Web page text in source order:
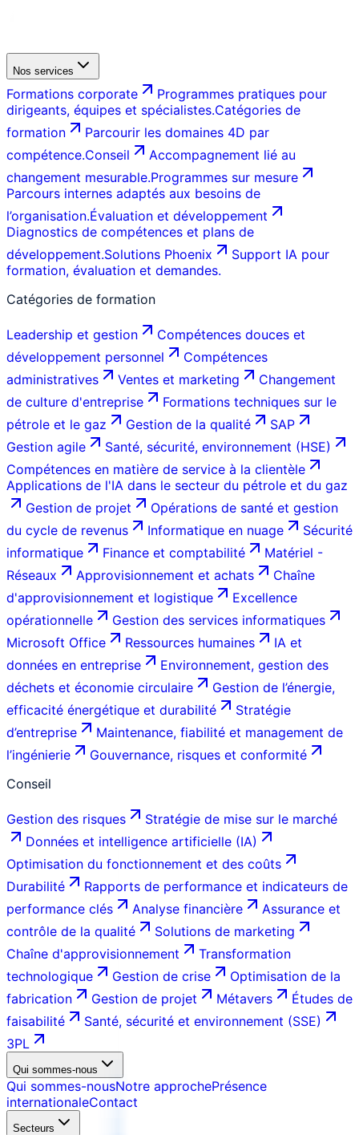
Nos services
Formations corporate
Programmes pratiques pour
dirigeants, équipes et spécialistes.Catégories de
formation
Parcourir les domaines 4D par
compétence.Conseil
Accompagnement lié au
changement mesurable.Programmes sur mesure
Parcours internes adaptés aux besoins de
l’organisation.Évaluation et développement
Diagnostics de compétences et plans de
développement.Solutions Phoenix
Support IA pour
formation, évaluation et demandes.
Catégories de formation
Leadership et gestion
Compétences douces et
développement personnel
Compétences
administratives
Ventes et marketing
Changement
de culture d'entreprise
Formations techniques sur le
pétrole et le gaz
Gestion de la qualité
SAP
Gestion agile
Santé, sécurité, environnement (HSE)
Compétences en matière de service à la clientèle
Applications de l'IA dans le secteur du pétrole et du gaz
Gestion de projet
Opérations de santé et gestion
du cycle de revenus
Informatique en nuage
Sécurité
informatique
Finance et comptabilité
Matériel -
Réseaux
Approvisionnement et achats
Chaîne
d'approvisionnement et logistique
Excellence
opérationnelle
Gestion des services informatiques
Microsoft Office
Ressources humaines
IA et
données en entreprise
Environnement, gestion des
déchets et économie circulaire
Gestion de l’énergie,
efficacité énergétique et durabilité
Stratégie
d’entreprise
Maintenance, fiabilité et management de
l’ingénierie
Gouvernance, risques et conformité
Conseil
Gestion des risques
Stratégie de mise sur le marché
Données et intelligence artificielle (IA)
Optimisation du fonctionnement et des coûts
Durabilité
Rapports de performance et indicateurs de
performance clés
Analyse financière
Assurance et
contrôle de la qualité
Solutions de marketing
Chaîne d'approvisionnement
Transformation
technologique
Gestion de crise
Optimisation de la
fabrication
Gestion de projet Métavers
Études de
faisabilité
Santé, sécurité et environnement (SSE)
3PL
Qui sommes-nous
Qui sommes-nousNotre approchePrésence
internationaleContact
Secteurs